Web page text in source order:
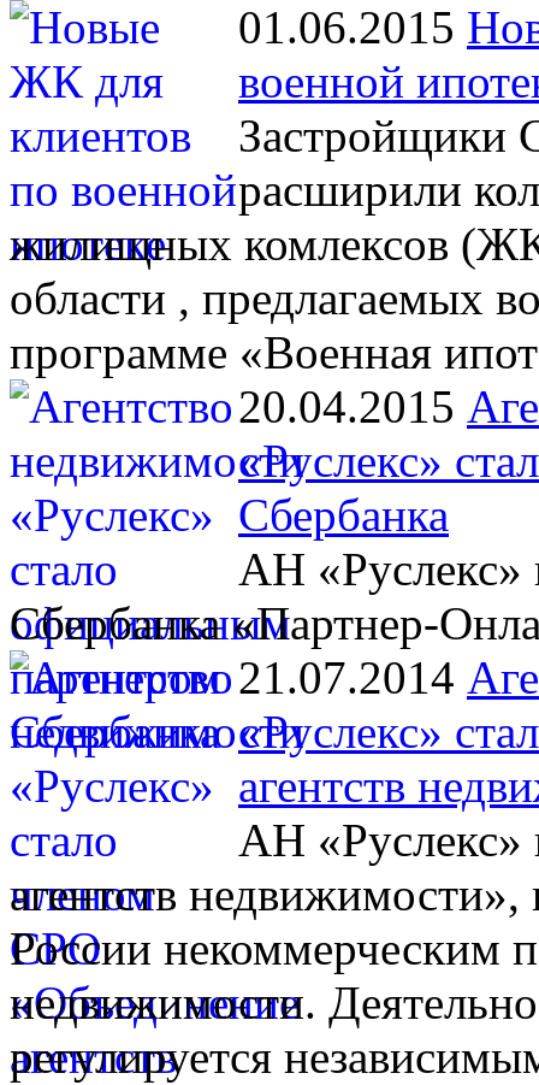
01.06.2015
военной
Застройщики
расширили
жилищных комлексов
области , предлагаемых
программе «Военная
20.04.2015
«Руслекс»
Сбербанка
АН «Руслекс»
Сбербанка «Партнер-
21.07.2014
«Руслекс»
агентств
АН «Руслекс»
агентств недвижимости»,
России некоммерческим
недвижимости.
регулируется